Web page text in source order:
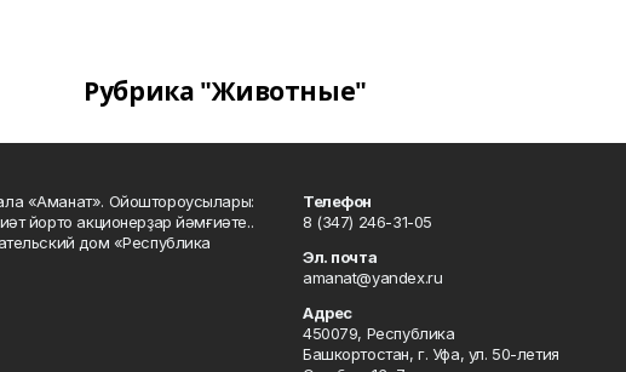
Рубрика "Животные"
«Аманат». Ойоштороусылары:
йорто акционерҙар йәмғиәте..
дом «Республика
Телефон
8 (347) 246-31-05
Эл. почта
amanat@yandex.ru
Адрес
450079, Республика
Башкортостан, г. Уфа, ул. 50-летия